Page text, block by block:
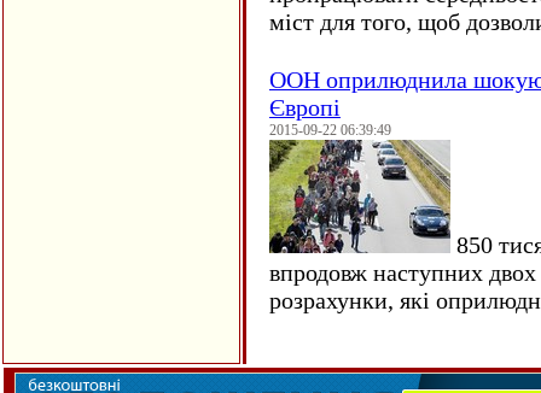
міст для того, щоб
ООН оприлюднила
Європі
2015-09-22 06:39:49
850
впродовж наступних
розрахунки, які